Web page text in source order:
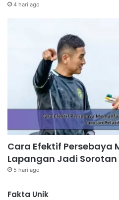
4 hari ago
Cara Efektif Persebaya
Lapangan Jadi Sorotan
5 hari ago
Fakta Unik